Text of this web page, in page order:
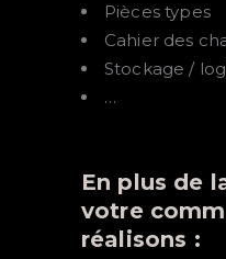
Pièces types
Cahier des
Stockage /
…
En plus de
votre
réalisons :